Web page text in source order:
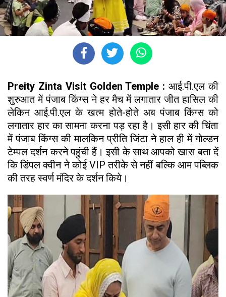
Preity Zinta Visit Golden Temple :आई.पी.एल की
शुरुआत में पंजाब किंग्स ने हर मैच में लगातार जीत हासिल की
लेकिन आई.पी.एल के खत्म होते-होते अब पंजाब किंग्स को
लगातार हार का सामना करना पड़ रहा है। इसी हार की चिंता
में पंजाब किंग्स की मालकिन प्रीति जिंटा ने हाल ही में गोल्डन
टेम्पल दर्शन करने पहुंची हैं। इसी के साथ आपको खास बता दें
कि डिंपल क्वीन ने कोई VIP तरीके से नहीं बल्कि आम पब्लिक
की तरह स्वर्ण मंदिर के दर्शन किये।